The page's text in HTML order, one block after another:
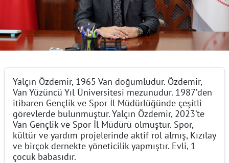
Yalçın Özdemir, 1965 Van doğumludur. Özdemir,
Van Yüzüncü Yıl Üniversitesi mezunudur. 1987’den
itibaren Gençlik ve Spor İl Müdürlüğünde çeşitli
görevlerde bulunmuştur. Yalçın Özdemir, 2023’te
Van Gençlik ve Spor İl Müdürü olmuştur. Spor,
kültür ve yardım projelerinde aktif rol almış, Kızılay
ve birçok dernekte yöneticilik yapmıştır. Evli, 1
çocuk babasıdır.